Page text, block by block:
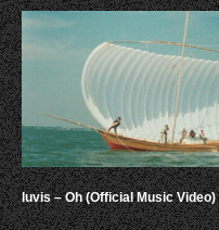
luvis – Oh (Official Music Video)